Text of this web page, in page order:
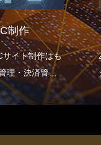
制作
サイト制作はも
理・決済管
の生産性向上
します。